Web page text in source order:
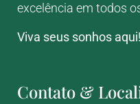
excelência em todos
Viva seus sonhos aqui!
Contato &